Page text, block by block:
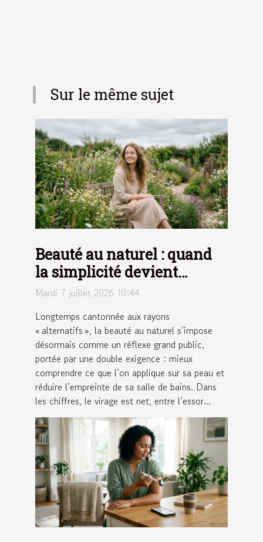
Sur le même sujet
Beauté au naturel : quand
la simplicité devient
tendance
Mardi 7 juillet 2026 10:44
Longtemps cantonnée aux rayons
« alternatifs », la beauté au naturel s’impose
désormais comme un réflexe grand public,
portée par une double exigence : mieux
comprendre ce que l’on applique sur sa peau et
réduire l’empreinte de sa salle de bains. Dans
les chiffres, le virage est net, entre l’essor...